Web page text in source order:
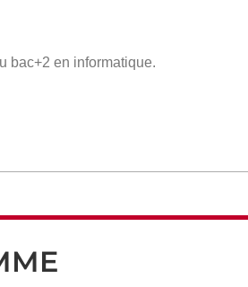
bac+2 en informatique.